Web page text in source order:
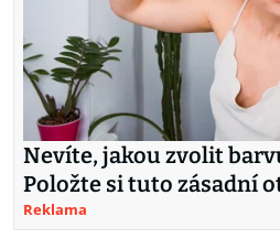
Nevíte, jakou zvolit
Položte si tuto zásadní
Reklama